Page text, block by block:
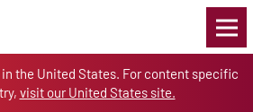
in the United States. For content specific
visit our United States site.